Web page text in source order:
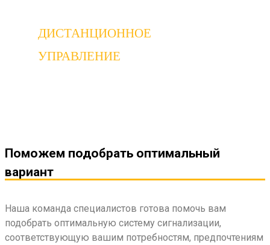
ДИСТАНЦИОННОЕ
УПРАВЛЕНИЕ
Поможем подобрать оптимальный
вариант
Наша команда специалистов готова помочь вам
подобрать оптимальную систему сигнализации,
соответствующую вашим потребностям, предпочтениям